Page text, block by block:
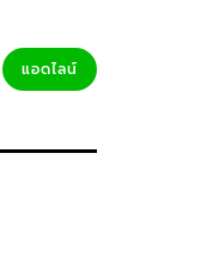
แอดไลน์